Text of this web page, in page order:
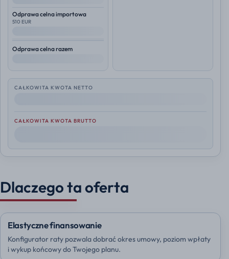
Odprawa celna importowa
510 EUR
Odprawa celna razem
CAŁKOWITA KWOTA NETTO
CAŁKOWITA KWOTA BRUTTO
Dlaczego ta oferta
Elastyczne finansowanie
Konfigurator raty pozwala dobrać okres umowy, poziom wpłaty
i wykup końcowy do Twojego planu.